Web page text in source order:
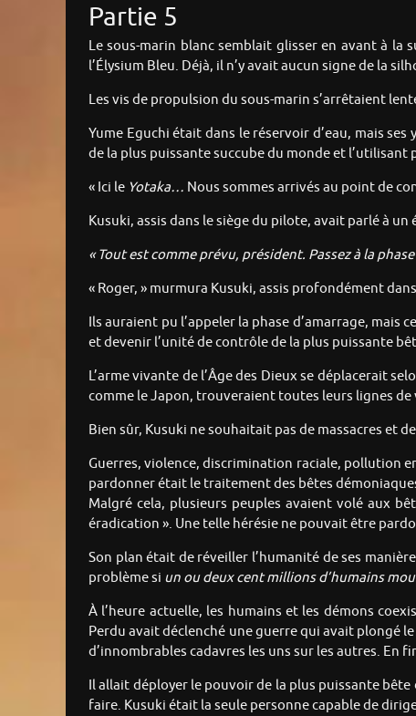
Partie 5
Le sous-marin blanc semblait glisser en avant à
l’Élysium Bleu. Déjà, il n’y avait aucun signe de la
Les vis de propulsion du sous-marin s’arrêtaient
Yume Eguchi était dans le réservoir d’eau, mais
de la plus puissante succube du monde et
« Ici le Yotaka… Nous sommes arrivés au point de
Kusuki, assis dans le siège du pilote, avait parlé à
« Tout est comme prévu, président. Passez à la
« Roger, » murmura Kusuki, assis profondément
Ils auraient pu l’appeler la phase d’amarrage, mais
et devenir l’unité de contrôle de la plus puissante
L’arme vivante de l’Âge des Dieux se déplacerait
comme le Japon, trouveraient toutes leurs lignes de
Bien sûr, Kusuki ne souhaitait pas de massacres et
Guerres, violence, discrimination raciale, pollution
pardonner était le traitement des bêtes
Malgré cela, plusieurs peuples avaient volé aux
éradication ». Une telle hérésie ne pouvait être
Son plan était de réveiller l’humanité de ses
problème si un ou deux cent millions d’humains
À l’heure actuelle, les humains et les démons
Perdu avait déclenché une guerre qui avait plongé
d’innombrables cadavres les uns sur les autres. En
Il allait déployer le pouvoir de la plus puissante
faire. Kusuki était la seule personne capable de